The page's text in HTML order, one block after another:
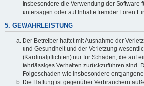
insbesondere die Verwendung der Software
untersagen oder auf Inhalte fremder Foren
5. GEWÄHRLEISTUNG
Der Betreiber haftet mit Ausnahme der
und Gesundheit und der Verletzung
(Kardinalpflichten) nur für Schäden, die auf
fahrlässiges Verhalten zurückzuführen sind.
Folgeschäden wie insbesondere
Die Haftung ist gegenüber Verbrauchern